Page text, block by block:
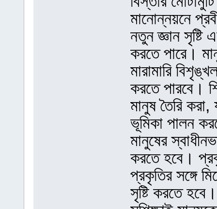
মানোন্নয়নে
নতুন জ্ঞান সৃষ্টি
করতে পারে।
মারামারি
করতে পারবে।
মানুষ তৈরি করা,
ভূমিকা পালন
মানুষের
করতে হবে।
প্রকৃতির সঙ্গে
সৃষ্টি করতে হবে।